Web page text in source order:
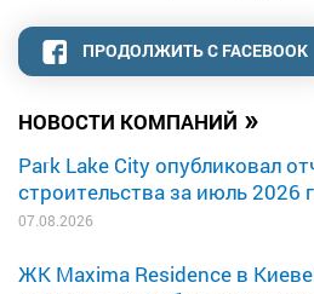
НОВОСТИ КОМПАНИЙ »
Park Lake City опубликовал
строительства за июль 2026
07.08.2026
ЖК Maxima Residence в
ПРОДОЛЖИТЬ С FACEBOOK